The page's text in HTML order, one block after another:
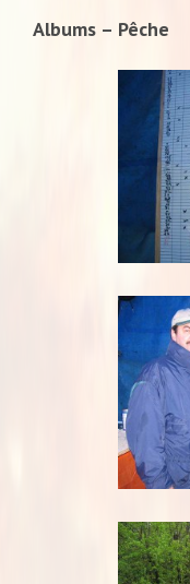
Albums – Pêche